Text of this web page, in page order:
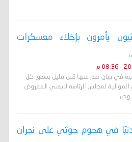
يأمرون بإخلاء معسكرات
في بيان صدر عنها قبل قليل بسحق كل
لمجلس الرئاسة اليمني المفروض
وص
/ إصابة 11 مدنيًا في هجوم حوثي على نجران